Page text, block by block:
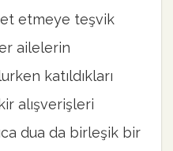
etmeye teşvik
ailelerin
katıldıkları
alışverişleri
dua da birleşik bir